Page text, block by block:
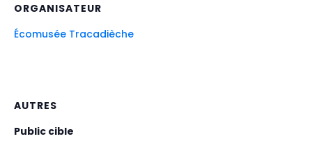
ORGANISATEUR
Écomusée Tracadièche
AUTRES
Public cible